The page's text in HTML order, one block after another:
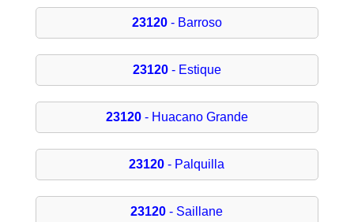
23120- Barroso
23120- Estique
23120- Huacano Grande
23120 - Palquilla
23120 - Saillane